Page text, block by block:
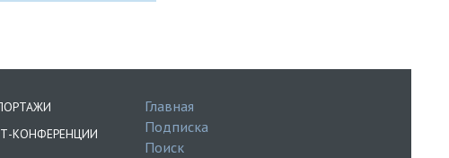
КОНФЕРЕНЦИИ
Главная
Подписка
Поиск